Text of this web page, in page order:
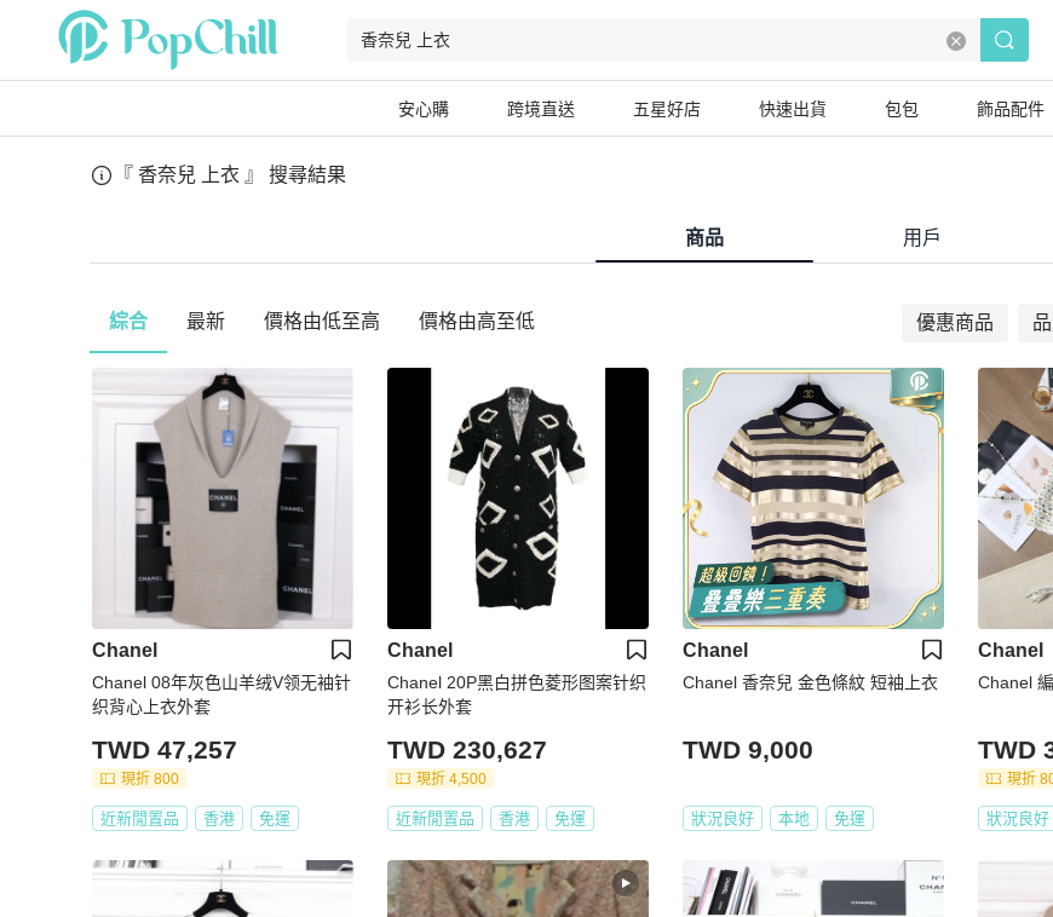
安心購 跨境直送 五星好店 快速出貨 包包 飾品配件
『 香奈兒 上衣 』 搜尋結果
商品 用戶
綜合 最新 價格由低至高 價格由高至低 優惠商品
Chanel
Chanel 08年灰色山羊绒V领无袖针
织背心上衣外套
TWD 47,257
現折 800
近新閒置品 香港 免運
Chanel
Chanel 20P黑白拼色菱形图案针织
开衫长外套
TWD 230,627
現折 4,500
近新閒置品 香港 免運
Chanel
Chanel 香奈兒 金色條紋 短袖上衣
TWD 9,000
狀況良好 本地 免運
Chanel
Chanel
TWD
現折
狀況良好